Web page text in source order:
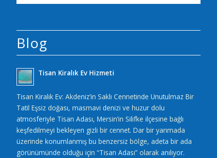
Blog
Tisan Kiralık Ev Hizmeti
Tisan Kiralık Ev: Akdeniz’in Saklı Cennetinde Unutulmaz Bir
Tatil Eşsiz doğası, masmavi denizi ve huzur dolu
atmosferiyle Tisan Adası, Mersin’in Silifke ilçesine bağlı
keşfedilmeyi bekleyen gizli bir cennet. Dar bir yarımada
üzerinde konumlanmış bu benzersiz bölge, adeta bir ada
görünümünde olduğu için “Tisan Adası” olarak anılıyor.